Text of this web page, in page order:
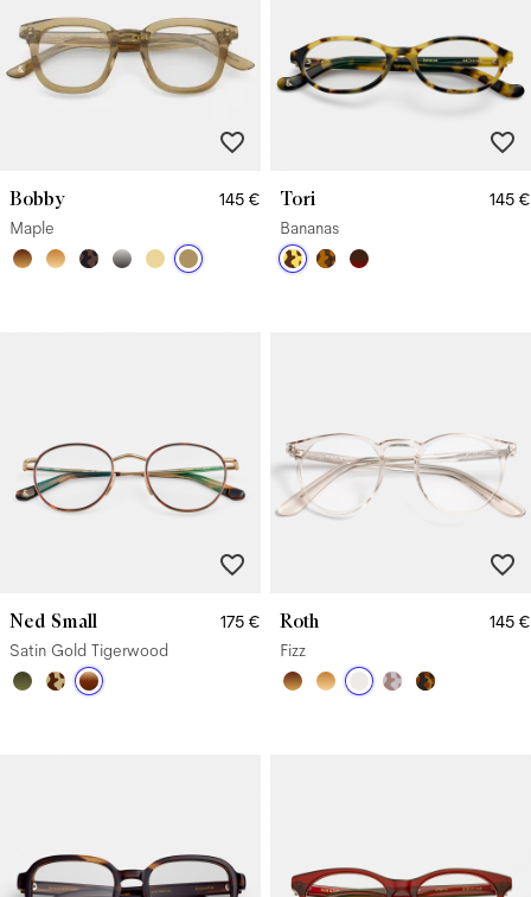
Bobby
145 €
Maple
Tori
145 €
Bananas
Ned Small
175 €
Satin Gold Tigerwood
Roth
145 €
Fizz